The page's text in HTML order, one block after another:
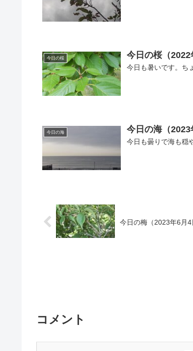
今日の桜 今日の桜（2022
今日も暑いです。ち
今日の海 今日の海（2023
今日も曇りで海も穏
今日の梅（2023年6月4
コメント